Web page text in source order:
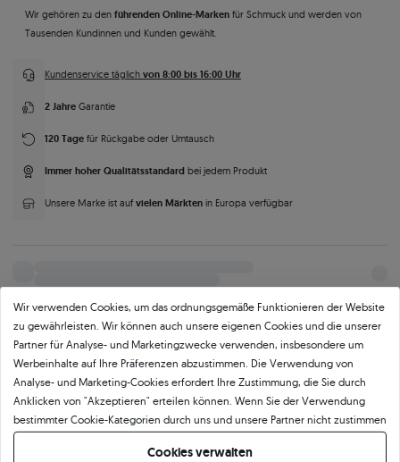
Wir gehören zu den führenden Online-Marken für Schmuck und werden von
Tausenden Kundinnen und Kunden gewählt.
Kundenservice täglich von 8:00 bis 16:00 Uhr
2 Jahre Garantie
120 Tage für Rückgabe oder Umtausch
Immer hoher Qualitätsstandard bei jedem Produkt
Unsere Marke ist auf vielen Märkten in Europa verfügbar
Parameter Beschreibung Mehr Fotos und Videos anfordern
Produktkategorie
Schmuck Medallion
Wir verwenden Cookies, um das ordnungsgemäße Funktionieren der Website
zu gewährleisten. Wir können auch unsere eigenen Cookies und die unserer
Partner für Analyse- und Marketingzwecke verwenden, insbesondere um
Werbeinhalte auf Ihre Präferenzen abzustimmen. Die Verwendung von
Analyse- und Marketing-Cookies erfordert Ihre Zustimmung, die Sie durch
Anklicken von "Akzeptieren" erteilen können. Wenn Sie der Verwendung
bestimmter Cookie-Kategorien durch uns und unsere Partner nicht zustimmen
möchten, klicken Sie auf "Lassen Sie mich wählen" und bestimmen Sie Ihre
Präferenzen. Sie können Ihre Zustimmung jederzeit widerrufen, indem Sie
Cookies verwalten